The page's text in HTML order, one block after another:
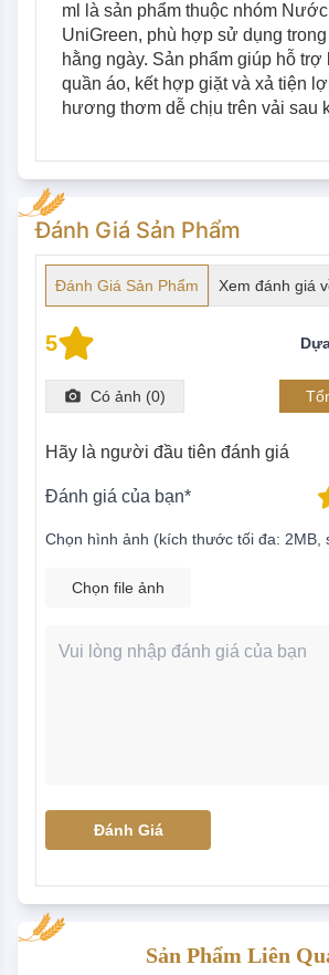
ml là sản phẩm thuộc nhóm
UniGreen, phù hợp sử dụng
hằng ngày. Sản phẩm giúp hỗ trợ
quần áo, kết hợp giặt và xả tiện
hương thơm dễ chịu trên vải sau
Đánh Giá Sản Phẩm
Đánh Giá Sản Phẩm Xem đánh giá
5
Có ảnh (0)
Hãy là người đầu tiên đánh giá
Đánh giá của bạn*
Chọn hình ảnh (kích thước tối đa: 2MB,
Chọn file ảnh
Đánh Giá
Sản Phẩm Liên